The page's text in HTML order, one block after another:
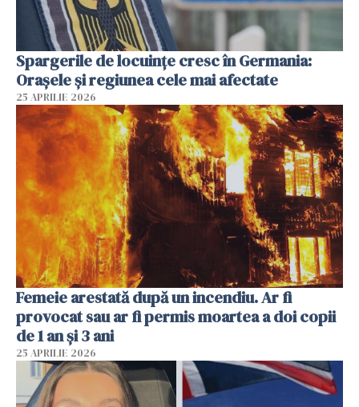
Spargerile de locuințe cresc în Germania:
Orașele și regiunea cele mai afectate
25 APRILIE 2026
Femeie arestată după un incendiu. Ar fi
provocat sau ar fi permis moartea a doi copii
de 1 an și 3 ani
25 APRILIE 2026